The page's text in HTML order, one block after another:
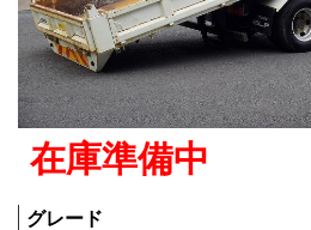
在庫準備中
グレード